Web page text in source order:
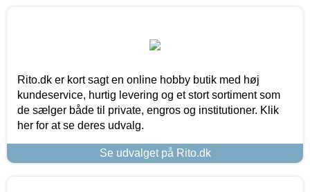
Rito.dk er kort sagt en online hobby butik med høj
kundeservice, hurtig levering og et stort sortiment som
de sælger både til private, engros og institutioner. Klik
her for at se deres udvalg.
Se udvalget på Rito.dk